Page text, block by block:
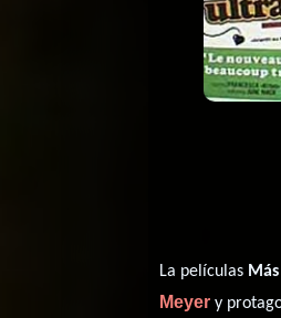
La películas
Meyer y